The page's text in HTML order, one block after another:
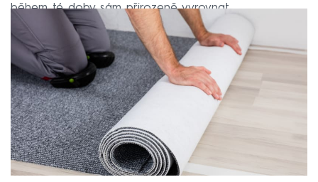
během té doby sám přirozeně vyrovnat.